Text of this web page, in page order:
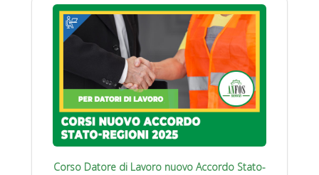
Corso Datore di Lavoro nuovo Accordo Stato-